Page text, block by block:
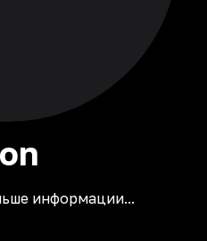
информации...